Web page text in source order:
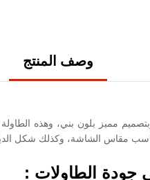
وصف المنتج
مقاس الشاشة، وكذلك شكل
جودة الطاولات :